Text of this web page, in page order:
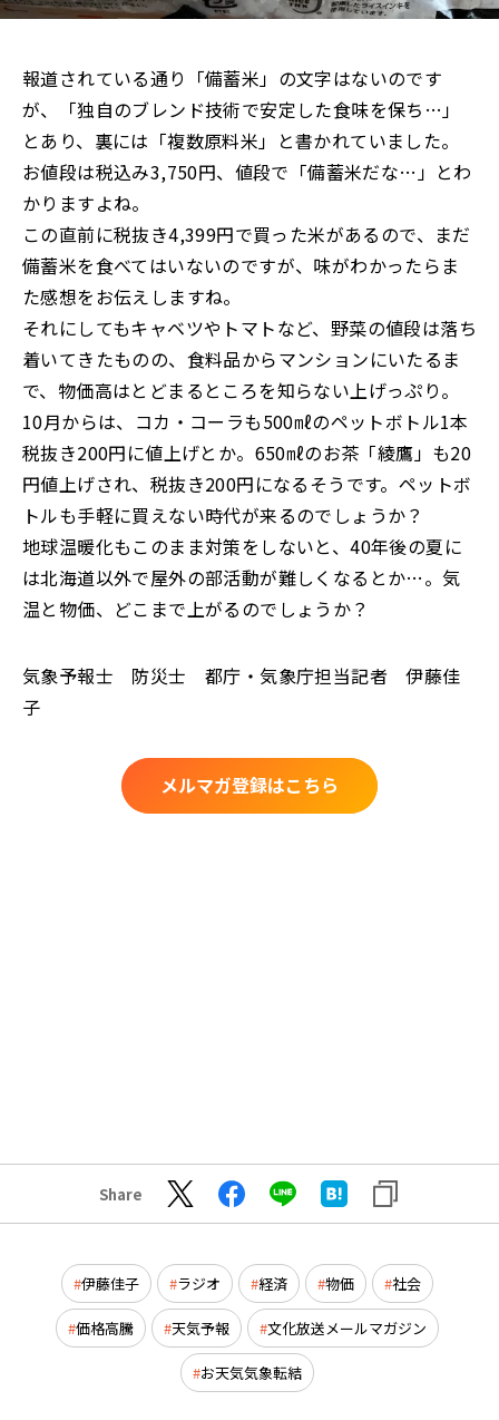
報道されている通り「備蓄米」の文字はないのです
が、「独自のブレンド技術で安定した食味を保ち…」
とあり、裏には「複数原料米」と書かれていました。
お値段は税込み3,750円、値段で「備蓄米だな…」とわ
かりますよね。
この直前に税抜き4,399円で買った米があるので、まだ
備蓄米を食べてはいないのですが、味がわかったらま
た感想をお伝えしますね。
それにしてもキャベツやトマトなど、野菜の値段は落ち
着いてきたものの、食料品からマンションにいたるま
で、物価高はとどまるところを知らない上げっぷり。
10月からは、コカ・コーラも500㎖のペットボトル1本
税抜き200円に値上げとか。650㎖のお茶「綾鷹」も20
円値上げされ、税抜き200円になるそうです。ペットボ
トルも手軽に買えない時代が来るのでしょうか？
地球温暖化もこのまま対策をしないと、40年後の夏に
は北海道以外で屋外の部活動が難しくなるとか…。気
温と物価、どこまで上がるのでしょうか？
気象予報士 防災士 都庁・気象庁担当記者 伊藤佳
子
メルマガ登録はこちら
Share
伊藤佳子 ラジオ 経済 物価 社会
価格高騰 天気予報 文化放送メールマガジン
お天気気象転結